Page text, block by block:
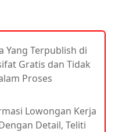
Yang Terpublish di
Gratis dan Tidak
Proses
Lowongan Kerja
Detail, Teliti